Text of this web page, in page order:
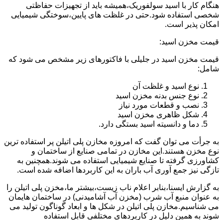
هنگام کار با اسید سولفوریک،همیشه باید از تجهیزات حفاظتی
شخصی استفاده شود.حتی در غلظت های پایین،سوختگی شیمیایی
امکان پذیر است.
قیمت مخزن اسید:
قیمت مخزن اسید در جلیلی با فاکتورهای زیر مشخص می شود که
شامل:
نوع اسید و غلظت آن
نوع جنس بدنه مخزن اسید
نصب و قطعات مورد نیاز
شکل ظاهری مخزن اسید
دما و دانسیته اسید بستگی دارد.
به جرأت می توان گفت که امروزه مخازن پلی اتیلن پر استفاده ترین
نوع مخزن هستند.این مخازن در تمامی صنایع از ساختمان و
کشاورزی گرفته تا صنایع شیمیایی استفاده می شوند.همچنین به
تازگی نیز جمع آوری آب باران به این کاربردها اضافه شده است.
به گزارش ایسنا،بنابر اعلام ناب زیست،بیشتر ما،مخزن پلی اتیلن را
به عنوان منبع آب شرب (مخزن آب آشامیدنی) در ساختمان هایمان
می شناسیم.مخازن پلی اتیلن در شکل ها و ابعاد گوناگون تولید می
شوند به همین دلیل در کاربردهای مختلفی قابل استفاده